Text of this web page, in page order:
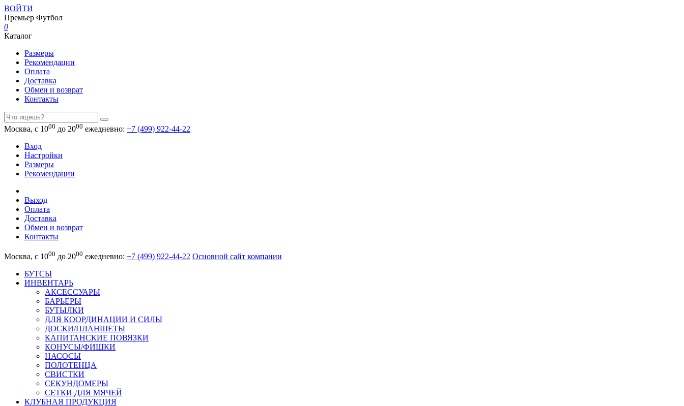
ВОЙТИ
Премьер Футбол
0
Каталог
Размеры
Рекомендации
Оплата
Доставка
Обмен и возврат
Контакты
Москва, с 1000 до 2000 ежедневно: +7 (499) 922-44-22
Вход
Настройки
Размеры
Рекомендации
Выход
Оплата
Доставка
Обмен и возврат
Контакты
Москва, с 1000 до 2000 ежедневно: +7 (499) 922-44-22 Основной сайт компании
БУТСЫ
ИНВЕНТАРЬ
АКСЕССУАРЫ
БАРЬЕРЫ
БУТЫЛКИ
ДЛЯ КООРДИНАЦИИ И СИЛЫ
ДОСКИ/ПЛАНШЕТЫ
КАПИТАНСКИЕ ПОВЯЗКИ
КОНУСЫ/ФИШКИ
НАСОСЫ
ПОЛОТЕНЦА
СВИСТКИ
СЕКУНДОМЕРЫ
СЕТКИ ДЛЯ МЯЧЕЙ
КЛУБНАЯ ПРОДУКЦИЯ